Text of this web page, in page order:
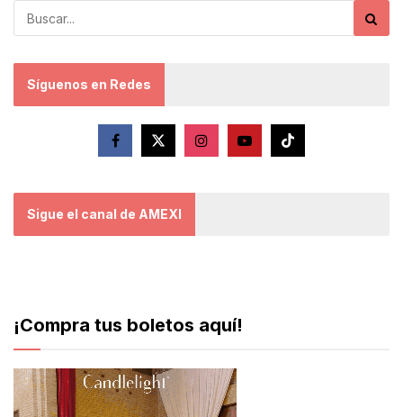
Síguenos en Redes
Sigue el canal de AMEXI
¡Compra tus boletos aquí!